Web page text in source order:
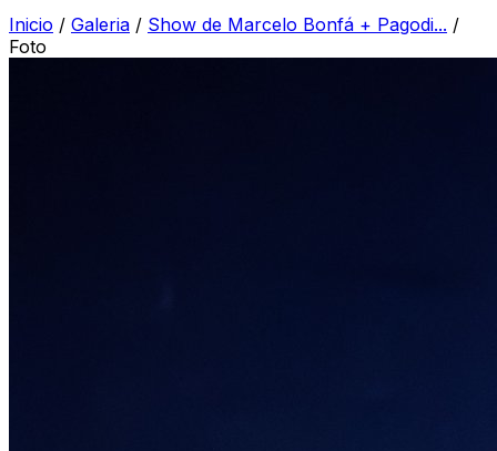
Inicio / Galeria / Show de Marcelo Bonfá + Pagodi... /
Foto